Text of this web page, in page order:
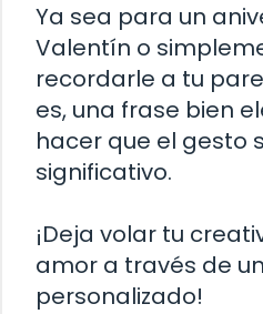
Ya sea para un
Valentín o
recordarle a tu
es, una frase bien
hacer que el gesto
significativo.
¡Deja volar tu
amor a través de
personalizado!